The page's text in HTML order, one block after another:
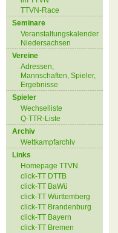
TTVN-Race
Seminare
Veranstaltungskalender
Niedersachsen
Vereine
Adressen,
Mannschaften, Spieler,
Ergebnisse
Spieler
Wechselliste
Q-TTR-Liste
Archiv
Wettkampfarchiv
Links
Homepage TTVN
click-TT DTTB
click-TT BaWü
click-TT Württemberg
click-TT Brandenburg
click-TT Bayern
click-TT Bremen